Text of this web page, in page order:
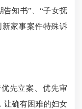
告知书”、“子女抚
新家事案件特殊诉
先立案、优先审
让确有困难的妇女